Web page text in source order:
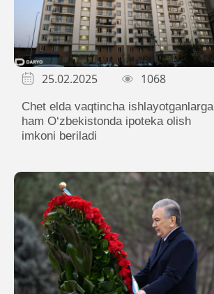
25.02.2025 1068
Chet elda vaqtincha ishlayotganlarga
ham O‘zbekistonda ipoteka olish
imkoni beriladi